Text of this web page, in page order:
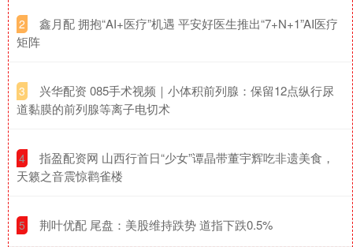
2
​鑫月配 拥抱“AI+医疗”机遇 平安好医生推出“7+N+1”AI医疗
矩阵
3
​兴华配资 085手术视频｜小体积前列腺：保留12点纵行尿
道黏膜的前列腺等离子电切术
4
​指盈配资网 山西行首日“少女”谭晶带董宇辉吃非遗美食，
天籁之音震惊鹳雀楼
5 ​荆叶优配 尾盘：美股维持跌势 道指下跌0.5%